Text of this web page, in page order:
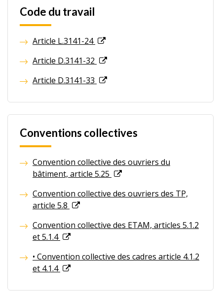
Code du travail
Article L.3141-24
Article D.3141-32
Article D.3141-33
Conventions collectives
Convention collective des ouvriers du
bâtiment, article 5.25
Convention collective des ouvriers des TP,
article 5.8
Convention collective des ETAM, articles 5.1.2
et 5.1.4
• Convention collective des cadres article 4.1.2
et 4.1.4